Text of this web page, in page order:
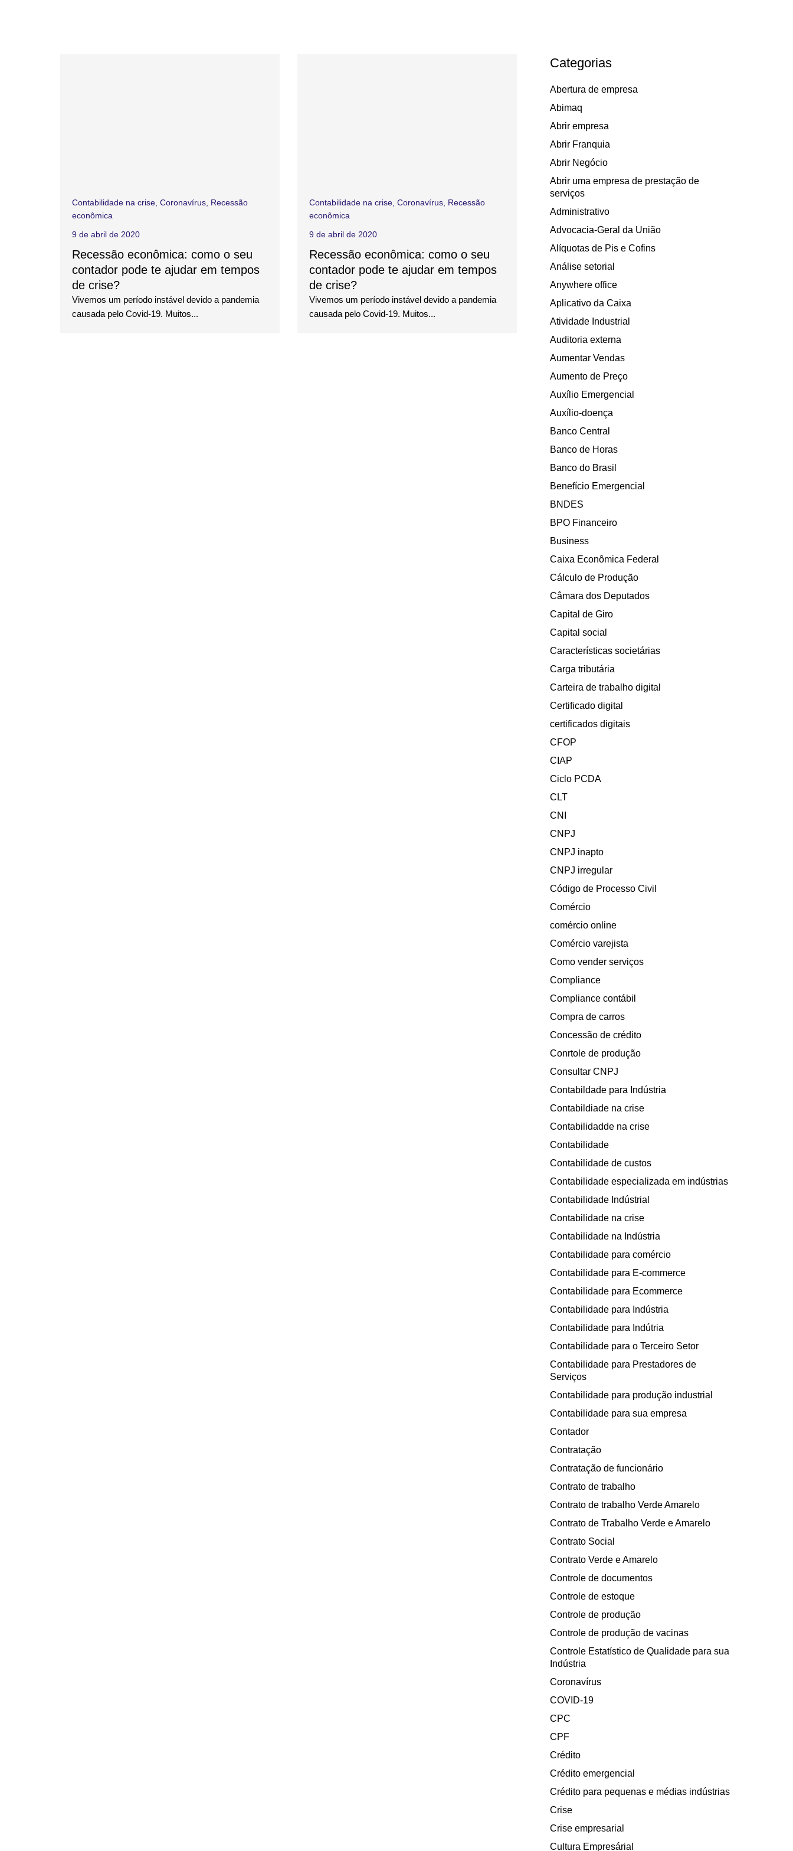
Contabilidade na crise Coronavírus Recessão
econômica
9 de abril de 2020
Recessão econômica: como o seu
contador pode te ajudar em tempos
de crise?
Vivemos um período instável devido a pandemia
causada pelo Covid-19. Muitos...
Contabilidade na crise Coronavírus Recessão
econômica
9 de abril de 2020
Recessão econômica: como o seu
contador pode te ajudar em tempos
de crise?
Vivemos um período instável devido a pandemia
causada pelo Covid-19. Muitos...
Categorias
Abertura de empresa
Abimaq
Abrir empresa
Abrir Franquia
Abrir Negócio
Abrir uma empresa de prestação de
serviços
Administrativo
Advocacia-Geral da União
Alíquotas de Pis e Cofins
Análise setorial
Anywhere office
Aplicativo da Caixa
Atividade Industrial
Auditoria externa
Aumentar Vendas
Aumento de Preço
Auxílio Emergencial
Auxílio-doença
Banco Central
Banco de Horas
Banco do Brasil
Benefício Emergencial
BNDES
BPO Financeiro
Business
Caixa Econômica Federal
Cálculo de Produção
Câmara dos Deputados
Capital de Giro
Capital social
Características societárias
Carga tributária
Carteira de trabalho digital
Certificado digital
certificados digitais
CFOP
CIAP
Ciclo PCDA
CLT
CNI
CNPJ
CNPJ inapto
CNPJ irregular
Código de Processo Civil
Comércio
comércio online
Comércio varejista
Como vender serviços
Compliance
Compliance contábil
Compra de carros
Concessão de crédito
Conrtole de produção
Consultar CNPJ
Contabildade para Indústria
Contabildiade na crise
Contabilidadde na crise
Contabilidade
Contabilidade de custos
Contabilidade especializada em indústrias
Contabilidade Indústrial
Contabilidade na crise
Contabilidade na Indústria
Contabilidade para comércio
Contabilidade para E-commerce
Contabilidade para Ecommerce
Contabilidade para Indústria
Contabilidade para Indútria
Contabilidade para o Terceiro Setor
Contabilidade para Prestadores de
Serviços
Contabilidade para produção industrial
Contabilidade para sua empresa
Contador
Contratação
Contratação de funcionário
Contrato de trabalho
Contrato de trabalho Verde Amarelo
Contrato de Trabalho Verde e Amarelo
Contrato Social
Contrato Verde e Amarelo
Controle de documentos
Controle de estoque
Controle de produção
Controle de produção de vacinas
Controle Estatístico de Qualidade para sua
Indústria
Coronavírus
COVID-19
CPC
CPF
Crédito
Crédito emergencial
Crédito para pequenas e médias indústrias
Crise
Crise empresarial
Cultura Empresárial